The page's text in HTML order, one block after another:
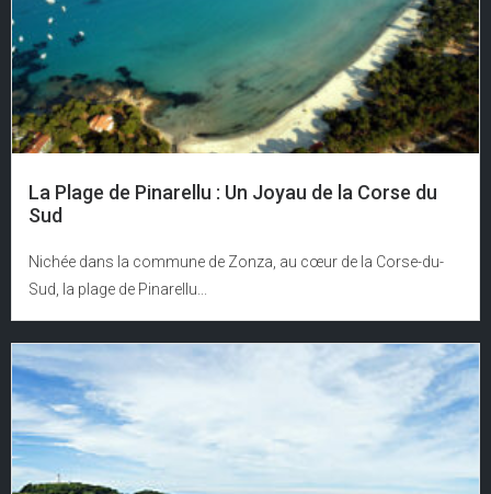
La Plage de Pinarellu : Un Joyau de la Corse du
Sud
Nichée dans la commune de Zonza, au cœur de la Corse-du-
Sud, la plage de Pinarellu...